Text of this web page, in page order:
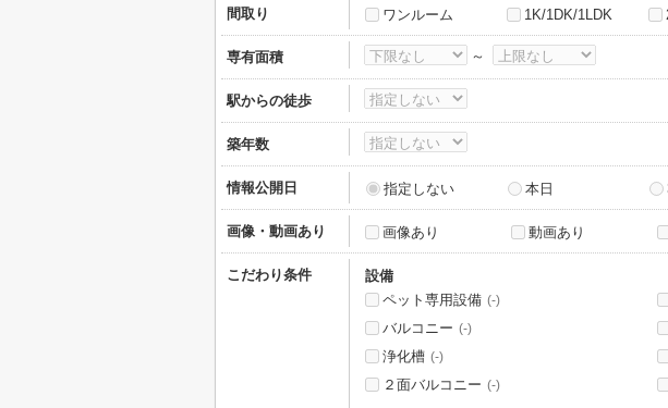
間取り ワンルーム 1K/1DK/1LDK
専有面積 ～
駅からの徒歩
築年数
情報公開日 指定しない 本日
画像・動画あり 画像あり 動画あり
こだわり条件
設備
ペット専用設備 (-)
バルコニー (-)
浄化槽 (-)
２面バルコニー (-)